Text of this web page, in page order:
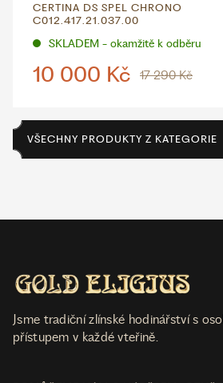
CERTINA DS SPEL CHRONO
C012.417.21.037.00
SKLADEM - okamžitě k odběru
10 000 Kč 17 290 Kč
VŠECHNY PRODUKTY Z KATEGORIE
Jsme tradiční zlínské hodinářství s
přístupem v každé vteřině.